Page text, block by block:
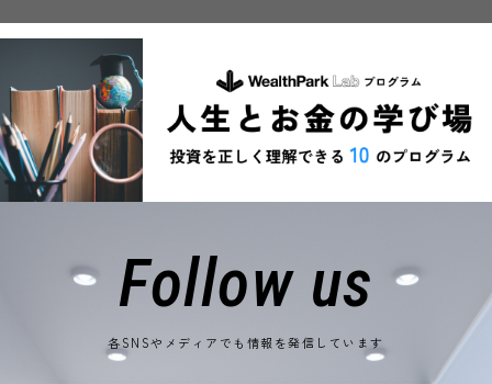
Follow us
各SNSやメディアでも情報を発信しています